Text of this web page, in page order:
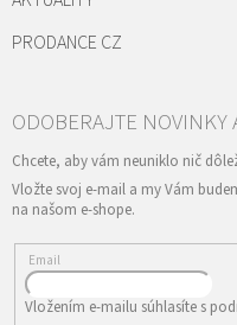
PRODANCE CZ
Vložte svoj e-mail a my Vám
na našom e-shope.
Email
Vložením e-mailu súhlasíte s